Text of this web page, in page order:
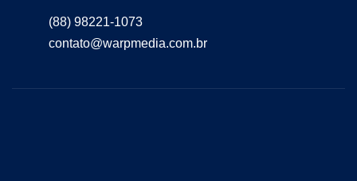
(88) 98221-1073
contato@warpmedia.com.br